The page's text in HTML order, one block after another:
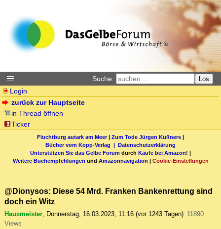
Suche: Los
Login
zurück zur Hauptseite
in Thread öffnen
Ticker
Fluchtburg autark am Meer| Zum Tode Jürgen Küßners |
Bücher vom Kopp-Verlag | Datenschutzerklärung
Unterstützen Sie das Gelbe Forum durch Käufe bei Amazon! |
Weitere Buchempfehlungen und Amazonnavigation | Cookie-Einstellungen
@Dionysos: Diese 54 Mrd. Franken Bankenrettung sind
doch ein Witz
Hausmeister, Donnerstag, 16.03.2023, 11:16 (vor 1243 Tagen) 11890
Views